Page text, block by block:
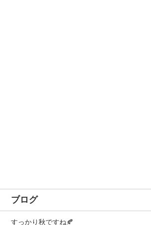
ブログ
すっかり秋ですね🍂